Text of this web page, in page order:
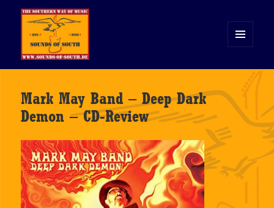
WIDGETS
Mark May Band – Deep Dark
Demon – CD-Review